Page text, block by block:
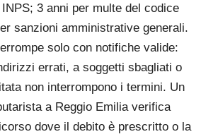
3 anni per multe del codice
sanzioni amministrative generali.
solo con notifiche valide:
errati, a soggetti sbagliati o
non interrompono i termini. Un
a Reggio Emilia verifica
dove il debito è prescritto o la